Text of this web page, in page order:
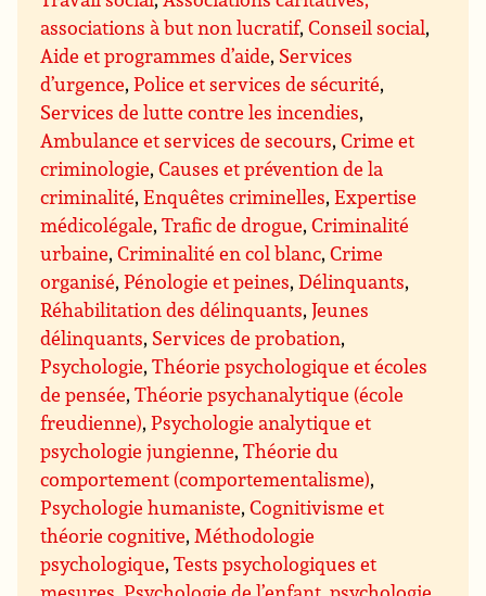
associations à but non lucratif,Conseil social,
Aide et programmes d’aide, Services
d’urgence,Police et services de sécurité,
Services de lutte contre les incendies,
Ambulance et services de secours,Crime et
criminologie,Causes et prévention de la
criminalité,Enquêtes criminelles,Expertise
médicolégale,Trafic de drogue,Criminalité
urbaine,Criminalité en col blanc,Crime
organisé,Pénologie et peines,Délinquants,
Réhabilitation des délinquants,Jeunes
délinquants, Services de probation,
Psychologie,Théorie psychologique et écoles
de pensée,Théorie psychanalytique (école
freudienne),Psychologie analytique et
psychologie jungienne,Théorie du
comportement (comportementalisme),
Psychologie humaniste,Cognitivisme et
théorie cognitive,Méthodologie
psychologique,Tests psychologiques et